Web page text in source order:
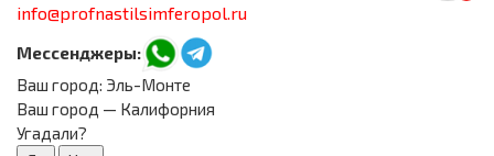
info@profnastilsimferopol.ru
Мессенджеры:
Ваш город: Эль-Монте
Ваш город — Калифорния
Угадали?